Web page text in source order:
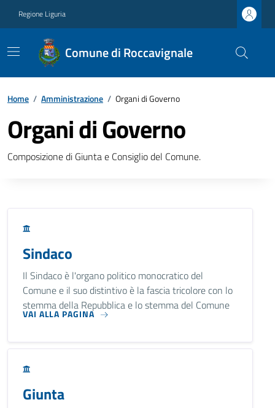
Regione Liguria
Comune di Roccavignale
Home / Amministrazione / Organi di Governo
Organi di Governo
Composizione di Giunta e Consiglio del Comune.
Sindaco
Il Sindaco è l'organo politico monocratico del
Comune e il suo distintivo è la fascia tricolore con lo
stemma della Repubblica e lo stemma del Comune
VAI ALLA PAGINA
Giunta